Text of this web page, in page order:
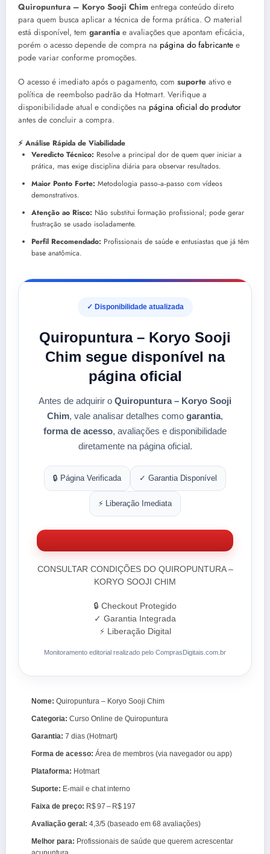
Quiropuntura – Koryo Sooji Chim entrega conteúdo direto
para quem busca aplicar a técnica de forma prática. O material
está disponível, tem garantia e avaliações que apontam eficácia,
porém o acesso depende de compra na página do fabricante e
pode variar conforme promoções.
O acesso é imediato após o pagamento, com suporte ativo e
política de reembolso padrão da Hotmart. Verifique a
disponibilidade atual e condições na página oficial do produtor
antes de concluir a compra.
⚡ Análise Rápida de Viabilidade
Veredicto Técnico: Resolve a principal dor de quem quer iniciar a
prática, mas exige disciplina diária para observar resultados.
Maior Ponto Forte: Metodologia passo‑a‑passo com vídeos
demonstrativos.
Atenção ao Risco: Não substitui formação profissional; pode gerar
frustração se usado isoladamente.
Perfil Recomendado: Profissionais de saúde e entusiastas que já têm
base anatômica.
✓ Disponibilidade atualizada
Quiropuntura – Koryo Sooji
Chim segue disponível na
página oficial
Antes de adquirir o Quiropuntura – Koryo Sooji
Chim, vale analisar detalhes como garantia,
forma de acesso, avaliações e disponibilidade
diretamente na página oficial.
🔒 Página Verificada ✓ Garantia Disponível
⚡ Liberação Imediata
CONSULTAR CONDIÇÕES DO QUIROPUNTURA –
KORYO SOOJI CHIM
🔒 Checkout Protegido
✓ Garantia Integrada
⚡ Liberação Digital
Monitoramento editorial realizado pelo ComprasDigitais.com.br
Nome: Quiropuntura – Koryo Sooji Chim
Categoria: Curso Online de Quiropuntura
Garantia: 7 dias (Hotmart)
Forma de acesso: Área de membros (via navegador ou app)
Plataforma: Hotmart
Suporte: E‑mail e chat interno
Faixa de preço: R$ 97 – R$ 197
Avaliação geral: 4,3/5 (baseado em 68 avaliações)
Melhor para: Profissionais de saúde que querem acrescentar